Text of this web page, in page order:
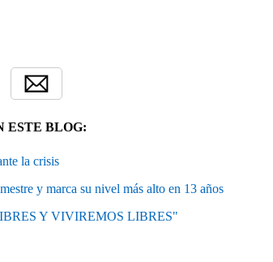
ESTE BLOG:
la crisis
y marca su nivel más alto en 13 años
Y VIVIREMOS LIBRES"